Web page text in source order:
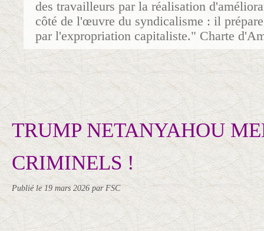
des travailleurs par la réalisation
côté de l'œuvre du syndicalisme : il
par l'expropriation capitaliste." Charte
TRUMP NETANYAHOU
CRIMINELS !
Publié le 19 mars 2026 par FSC